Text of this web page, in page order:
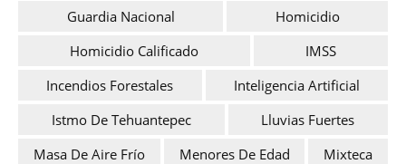
Guardia Nacional
Homicidio
Homicidio Calificado
IMSS
Incendios Forestales
Inteligencia Artificial
Istmo De Tehuantepec
Lluvias Fuertes
Masa De Aire Frío
Menores De Edad
Mixteca